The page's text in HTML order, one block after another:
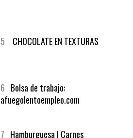
6Bolsa de trabajo: